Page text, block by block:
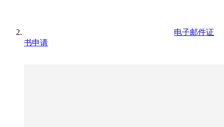
电子邮件证
书申请